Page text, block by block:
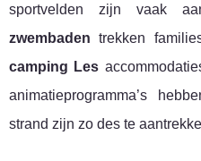
sportvelden zijn vaak
zwembaden trekken
camping Les
animatieprogramma’s
strand zijn zo des te